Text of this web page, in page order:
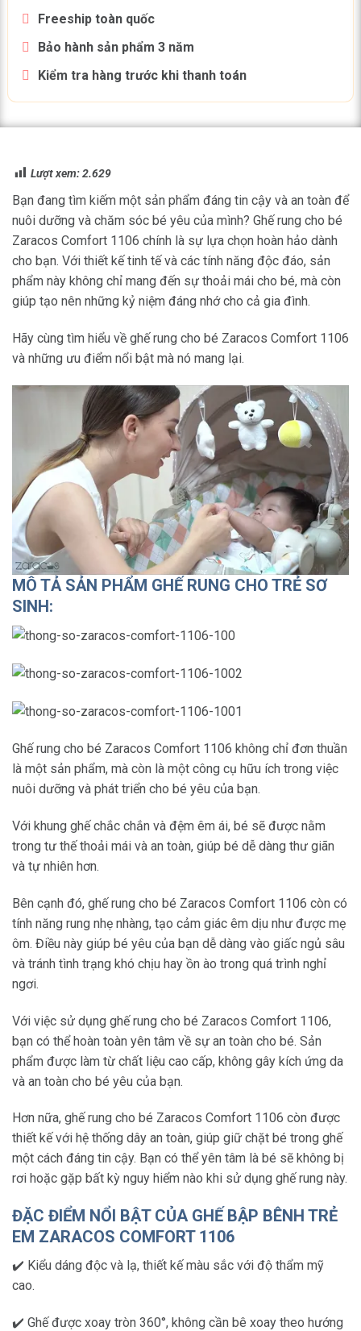
Freeship toàn quốc
Bảo hành sản phẩm 3 năm
Kiểm tra hàng trước khi thanh toán
Lượt xem:2.629
Bạn đang tìm kiếm một sản phẩm đáng tin cậy và an toàn để
nuôi dưỡng và chăm sóc bé yêu của mình? Ghế rung cho bé
Zaracos Comfort 1106 chính là sự lựa chọn hoàn hảo dành
cho bạn. Với thiết kế tinh tế và các tính năng độc đáo, sản
phẩm này không chỉ mang đến sự thoải mái cho bé, mà còn
giúp tạo nên những kỷ niệm đáng nhớ cho cả gia đình.
Hãy cùng tìm hiểu về ghế rung cho bé Zaracos Comfort 1106
và những ưu điểm nổi bật mà nó mang lại.
MÔ TẢ SẢN PHẨM GHẾ RUNG CHO TRẺ SƠ
SINH:
Ghế rung cho bé Zaracos Comfort 1106 không chỉ đơn thuần
là một sản phẩm, mà còn là một công cụ hữu ích trong việc
nuôi dưỡng và phát triển cho bé yêu của bạn.
Với khung ghế chắc chắn và đệm êm ái, bé sẽ được nằm
trong tư thế thoải mái và an toàn, giúp bé dễ dàng thư giãn
và tự nhiên hơn.
Bên cạnh đó, ghế rung cho bé Zaracos Comfort 1106 còn có
tính năng rung nhẹ nhàng, tạo cảm giác êm dịu như được mẹ
ôm. Điều này giúp bé yêu của bạn dễ dàng vào giấc ngủ sâu
và tránh tình trạng khó chịu hay ồn ào trong quá trình nghỉ
ngơi.
Với việc sử dụng ghế rung cho bé Zaracos Comfort 1106,
bạn có thể hoàn toàn yên tâm về sự an toàn cho bé. Sản
phẩm được làm từ chất liệu cao cấp, không gây kích ứng da
và an toàn cho bé yêu của bạn.
Hơn nữa, ghế rung cho bé Zaracos Comfort 1106 còn được
thiết kế với hệ thống dây an toàn, giúp giữ chặt bé trong ghế
một cách đáng tin cậy. Bạn có thể yên tâm là bé sẽ không bị
rơi hoặc gặp bất kỳ nguy hiểm nào khi sử dụng ghế rung này.
ĐẶC ĐIỂM NỔI BẬT CỦA GHẾ BẬP BÊNH TRẺ
EM ZARACOS COMFORT 1106
✔️ Kiểu dáng độc và lạ, thiết kế màu sắc với độ thẩm mỹ
cao.
✔️ Ghế được xoay tròn 360°, không cần bê xoay theo hướng